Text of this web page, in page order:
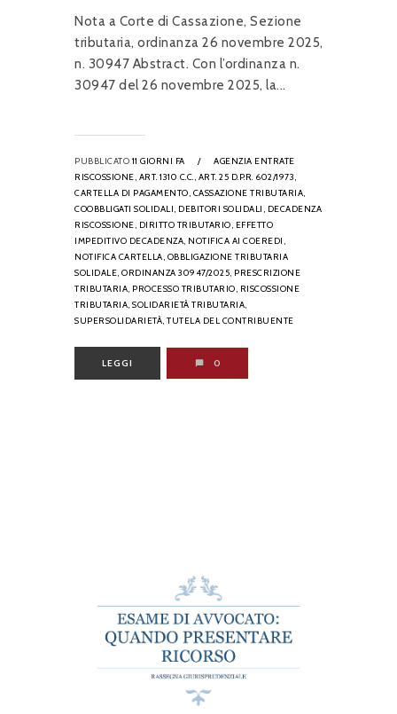
Nota a Corte di Cassazione, Sezione
tributaria, ordinanza 26 novembre 2025,
n. 30947 Abstract. Con l’ordinanza n.
30947 del 26 novembre 2025, la...
PUBBLICATO 11 GIORNI FA /
AGENZIA ENTRATE
RISCOSSIONE, ART. 1310 C.C., ART. 25 D.P.R. 602/1973,
CARTELLA DI PAGAMENTO, CASSAZIONE TRIBUTARIA,
COOBBLIGATI SOLIDALI, DEBITORI SOLIDALI, DECADENZA
RISCOSSIONE, DIRITTO TRIBUTARIO, EFFETTO
IMPEDITIVO DECADENZA, NOTIFICA AI COEREDI,
NOTIFICA CARTELLA, OBBLIGAZIONE TRIBUTARIA
SOLIDALE, ORDINANZA 30947/2025, PRESCRIZIONE
TRIBUTARIA, PROCESSO TRIBUTARIO, RISCOSSIONE
TRIBUTARIA, SOLIDARIETÀ TRIBUTARIA,
SUPERSOLIDARIETÀ, TUTELA DEL CONTRIBUENTE
LEGGI 0